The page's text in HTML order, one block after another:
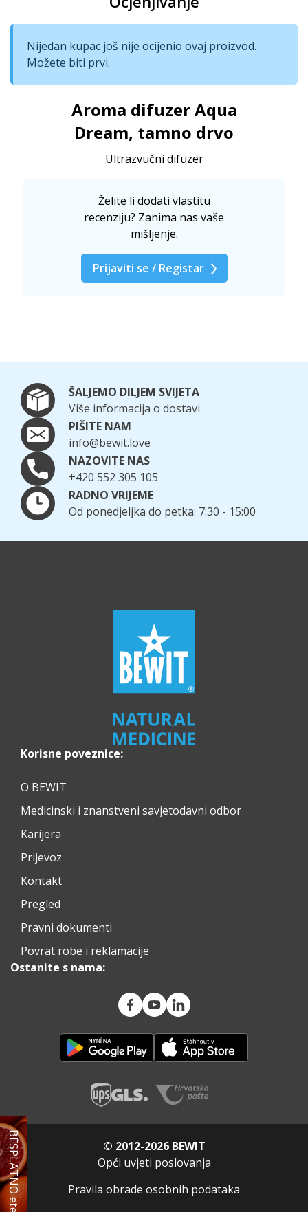
Nijedan kupac još nije ocijenio ovaj proizvod.
Možete biti prvi.
Aroma difuzer Aqua
Dream, tamno drvo
Ultrazvučni difuzer
Želite li dodati vlastitu
recenziju? Zanima nas vaše
mišljenje.
Prijaviti se / Registar
ŠALJEMO DILJEM SVIJETA
Više informacija o dostavi
PIŠITE NAM
info@bewit.love
NAZOVITE NAS
+420 552 305 105
RADNO VRIJEME
Od ponedjeljka do petka: 7:30 - 15:00
Korisne poveznice:
O BEWIT
Medicinski i znanstveni savjetodavni odbor
Karijera
Prijevoz
Kontakt
Pregled
Pravni dokumenti
Povrat robe i reklamacije
Ostanite s nama:
© 2012-2026 BEWIT
Opći uvjeti poslovanja
Pravila obrade osobnih podataka